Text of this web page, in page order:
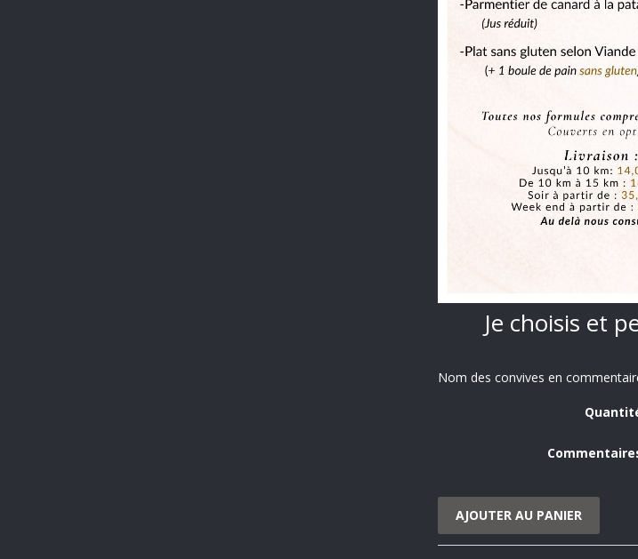
Je choisis et
Nom des convives en
AJOUTER AU PANIER